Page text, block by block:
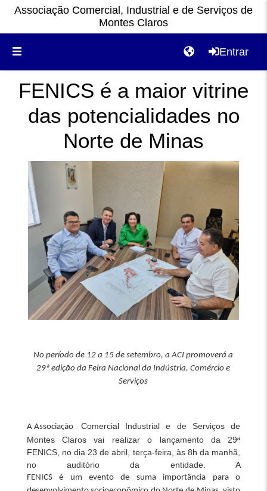
Associação Comercial, Industrial e de Serviços de
Montes Claros
Entrar
FENICS é a maior vitrine
das potencialidades no
Norte de Minas
No período de 12 a 15 de setembro, a ACI promoverá a
29ª edição da Feira Nacional da Indústria, Comércio e
Serviços
A Associação
Comercial Industrial e de Serviços de
Montes Claros vai realizar o lançamento da 29ª
FENICS, no dia 23 de abril, terça-feira, às 8h da manhã,
no auditório da entidade. A
FENICS é um evento de suma importância para o